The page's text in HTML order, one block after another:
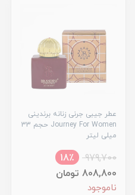
عطر جیبی جرنی زنانه برندینی
Journey For Women حجم 33
میلی لیتر
979,700
18٪
808,800 تومان
ناموجود